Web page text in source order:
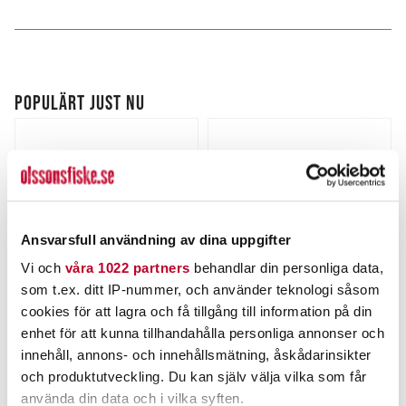
Ansvarsfull användning av dina uppgifter
Vi och våra 1022 partners behandlar din personliga data,
som t.ex. ditt IP-nummer, och använder teknologi såsom
cookies för att lagra och få tillgång till information på din
enhet för att kunna tillhandahålla personliga annonser och
innehåll, annons- och innehållsmätning, åskådarinsikter
och produktutveckling. Du kan själv välja vilka som får
använda din data och i vilka syften.
POPULÄRT JUST NU
DAIWA
Prorex Titaniumtafs 30cm
22kg
Nuvarande pris
39,00 krTidigare pris:
39,00 kr
44,00 kr
THE PIG
Pig Jig Spin 15g
Nuvarande pris
69,00 kr Tidigare pris:
69,00 kr